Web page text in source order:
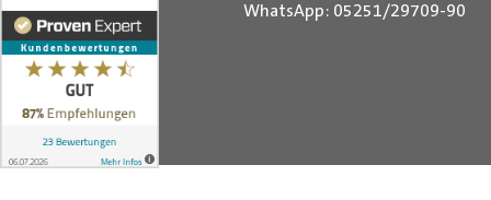
Ø Ohne werkseitigen
WhatsApp: 05251/29709-90